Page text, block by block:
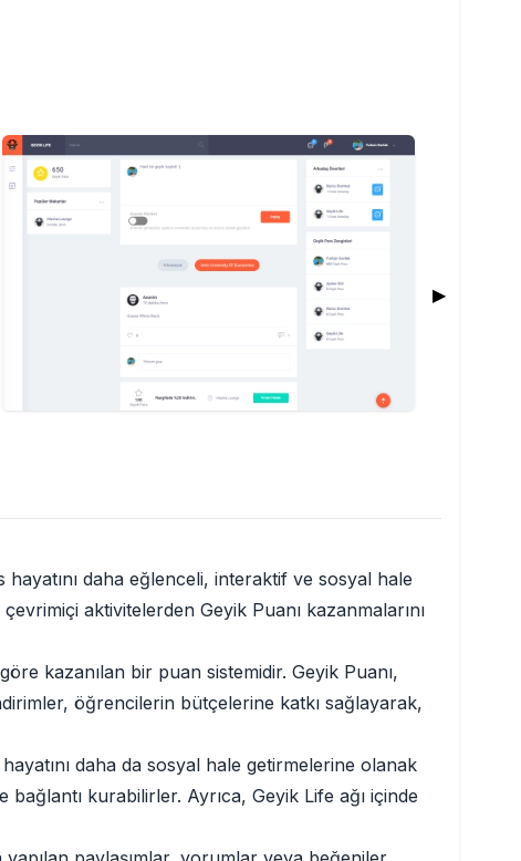
▶
daha eğlenceli, interaktif ve sosyal hale
aktivitelerden Geyik Puanı kazanmalarını
kazanılan bir puan sistemidir. Geyik Puanı,
öğrencilerin bütçelerine katkı sağlayarak,
daha da sosyal hale getirmelerine olanak
bağlantı kurabilirler. Ayrıca, Geyik Life ağı içinde